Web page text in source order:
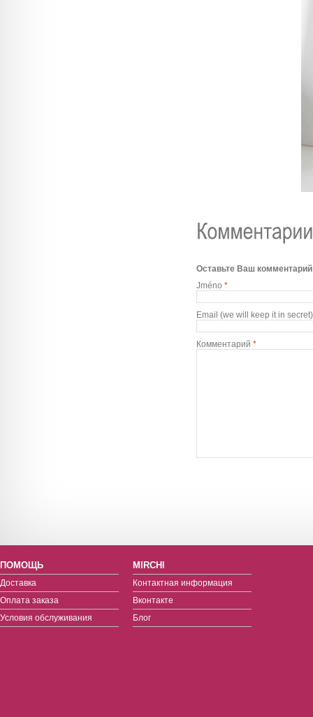
Оставьте Ваш комментарий
Jméno *
Email (we will keep it in secret)
Комментарий *
ПОМОЩЬ
Доставка
Оплата заказа
Условия обслуживания
MIRCHI
Контактная информация
Вконтакте
Блог